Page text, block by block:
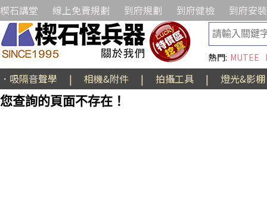
楔石講堂 線上免費規劃 到府規劃 到府健檢 到府安裝
熱門: MUTEE
．吸隔音聲學 | 相機&附件 | 拍攝工具 |
燈光&影棚
您查詢的頁面不存在！